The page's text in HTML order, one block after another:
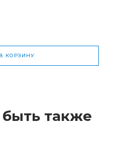
В КОРЗИНУ
также